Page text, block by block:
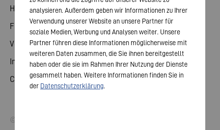
Hauptversammlung
Finanzkalender
Veröffentlichungen
Investorenkontakt
Corporate Governance
© 2026 VARTA AG. Alle Rechte vorbehalten.
analysieren. Außerdem geben wir Informationen zu Ihrer
Verwendung unserer Website an unsere Partner für
soziale Medien, Werbung und Analysen weiter. Unsere
Partner führen diese Informationen möglicherweise mit
weiteren Daten zusammen, die Sie ihnen bereitgestellt
haben oder die sie im Rahmen Ihrer Nutzung der Dienste
gesammelt haben. Weitere Informationen finden Sie in
der Datenschutzerklärung.